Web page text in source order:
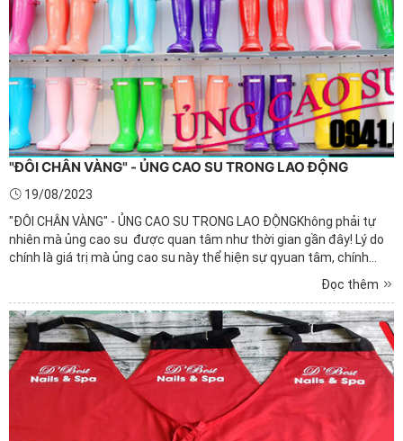
"ĐÔI CHÂN VÀNG" - ỦNG CAO SU TRONG LAO ĐỘNG
19/08/2023
"ĐÔI CHÂN VÀNG" - ỦNG CAO SU TRONG LAO ĐỘNGKhông phải tự
nhiên mà ủng cao su được quan tâm như thời gian gần đây! Lý do
chính là giá trị mà ủng cao su này thể hiện sự qyuan tâm, chính
Đọc thêm